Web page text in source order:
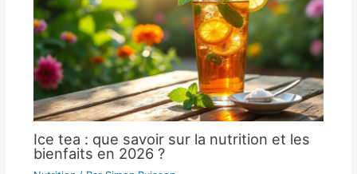
Ice tea : que savoir sur la nutrition et les
bienfaits en 2026 ?